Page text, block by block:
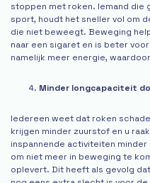
stoppen met roken. Iemand
sport, houdt het sneller vol om
die niet beweegt. Beweging
naar een sigaret en is beter
namelijk meer energie,
Minder longcapaciteit
Iedereen weet dat roken
krijgen minder zuurstof en u
inspannende activiteiten minder
om niet meer in beweging te
oplevert. Dit heeft als gevolg